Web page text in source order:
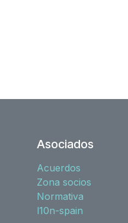
Asociados
Acuerdos
Zona socios
Normativa
l10n-spain